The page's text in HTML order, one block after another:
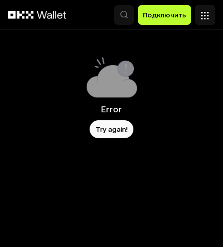
Подключить
Error
Try again!